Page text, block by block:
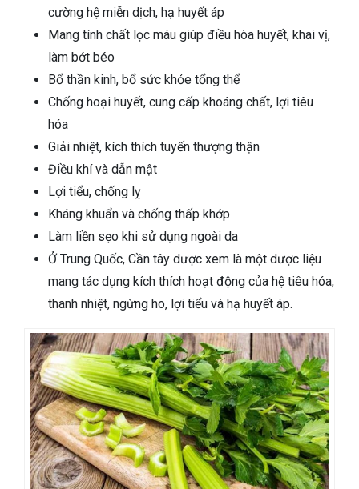
cường hệ miễn dịch, hạ huyết áp
Mang tính chất lọc máu giúp điều hòa huyết, khai vị,
làm bớt béo
Bổ thần kinh, bổ sức khỏe tổng thể
Chống hoại huyết, cung cấp khoáng chất, lợi tiêu
hóa
Giải nhiệt, kích thích tuyến thượng thận
Điều khí và dẫn mật
Lợi tiểu, chống lỵ
Kháng khuẩn và chống thấp khớp
Làm liền sẹo khi sử dụng ngoài da
Ở Trung Quốc, Cần tây dược xem là một dược liệu
mang tác dụng kích thích hoạt động của hệ tiêu hóa,
thanh nhiệt, ngừng ho, lợi tiểu và hạ huyết áp.